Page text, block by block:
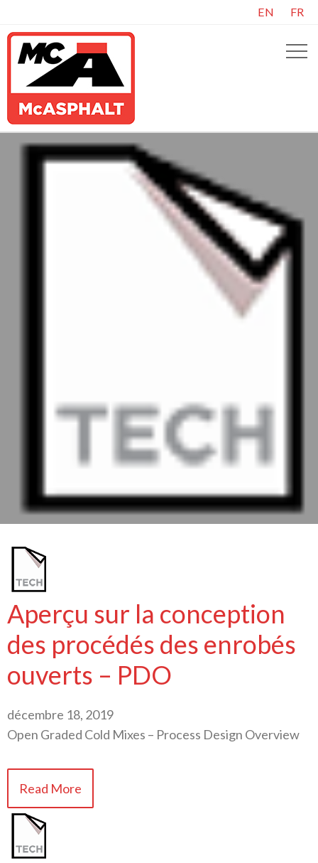
EN FR
Aperçu sur la conception
des procédés des enrobés
ouverts – PDO
décembre 18, 2019
Open Graded Cold Mixes – Process Design Overview
Read More